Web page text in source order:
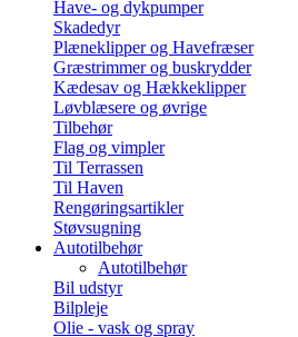
Have- og dykpumper
Skadedyr
Plæneklipper og Havefræser
Græstrimmer og buskrydder
Kædesav og Hækkeklipper
Løvblæsere og øvrige
Tilbehør
Flag og vimpler
Til Terrassen
Til Haven
Rengøringsartikler
Støvsugning
Autotilbehør
Autotilbehør
Bil udstyr
Bilpleje
Olie - vask og spray